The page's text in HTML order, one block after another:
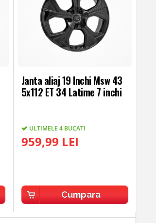
Janta aliaj 19 Inchi Msw 43
5x112 ET 34 Latime 7 inchi
ULTIMELE 4 BUCATI
959,99 LEI
Cumpara